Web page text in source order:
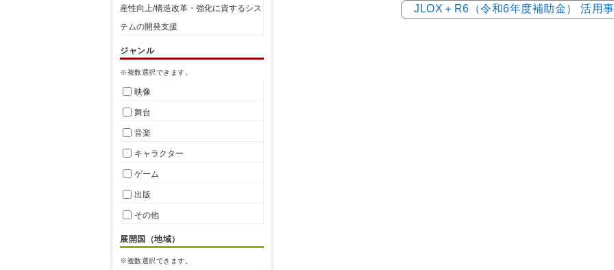
JLOX＋R6（令和6年度補助金） 活用
産性向上/構造改革・強化に資するシス
テムの開発支援
ジャンル
※複数選択できます。
映像
舞台
音楽
キャラクター
ゲーム
出版
その他
展開国（地域）
※複数選択できます。